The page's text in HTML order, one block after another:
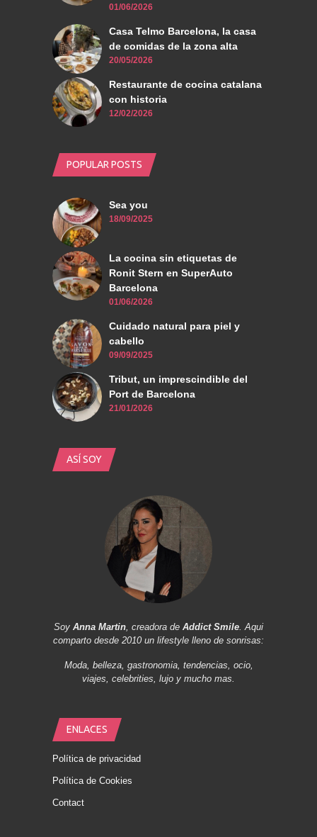
01/06/2026
Casa Telmo Barcelona, la casa
de comidas de la zona alta
20/05/2026
Restaurante de cocina catalana
con historia
12/02/2026
POPULAR POSTS
Sea you
18/09/2025
La cocina sin etiquetas de
Ronit Stern en SuperAuto
Barcelona
01/06/2026
Cuidado natural para piel y
cabello
09/09/2025
Tribut, un imprescindible del
Port de Barcelona
21/01/2026
ASÍ SOY
Soy Anna Martin, creadora de Addict Smile. Aqui
comparto desde 2010 un lifestyle lleno de sonrisas:
Moda, belleza, gastronomia, tendencias, ocio,
viajes, celebrities, lujo y mucho mas.
ENLACES
Política de privacidad
Política de Cookies
Contact